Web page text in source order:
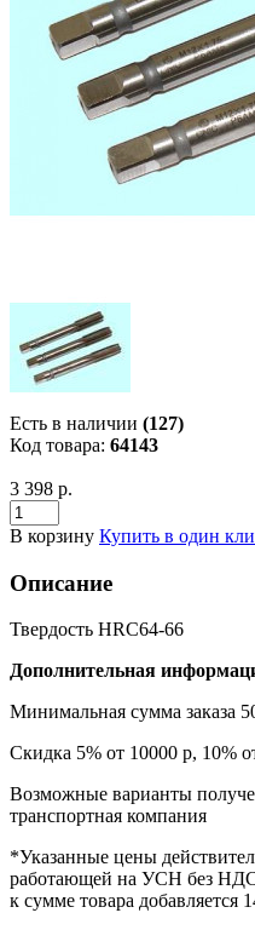
Есть в наличии (127)
Код товара: 64143
3 398 р.
В корзину Купить в один
Описание
Твердость HRC64-66
Дополнительная
Минимальная сумма заказа
Скидка 5% от 10000 р, 10%
Возможные варианты
транспортная компания
*Указанные цены
работающей на УСН без
к сумме товара добавляется